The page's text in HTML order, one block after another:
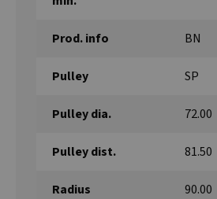
Prod. info BN
Pulley SP
Pulley dia. 72.00
Pulley dist. 81.50
Radius 90.00